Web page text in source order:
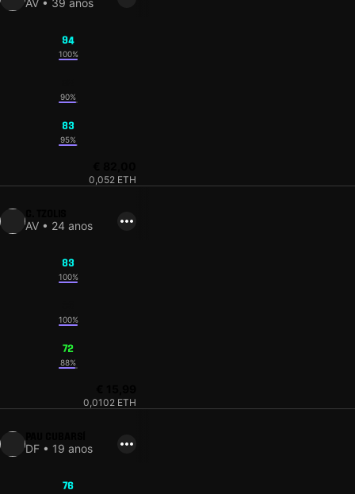
AV • 39 anos
94
100%
90%
83
95%
0,052 ETH
AV • 24 anos
83
100%
100%
72
88%
0,0102 ETH
DF • 19 anos
76